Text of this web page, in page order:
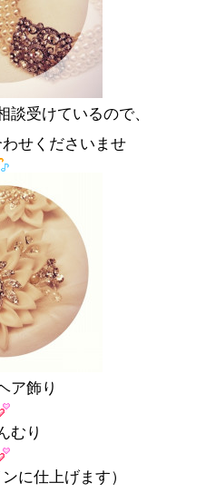
受けているので、
せくださいませ
ア飾り
むり
に仕上げます）